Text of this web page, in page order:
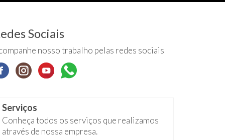
Sociais
nosso trabalho pelas redes sociais
Serviços
Conheça todos os serviços que realizamos
através de nossa empresa.